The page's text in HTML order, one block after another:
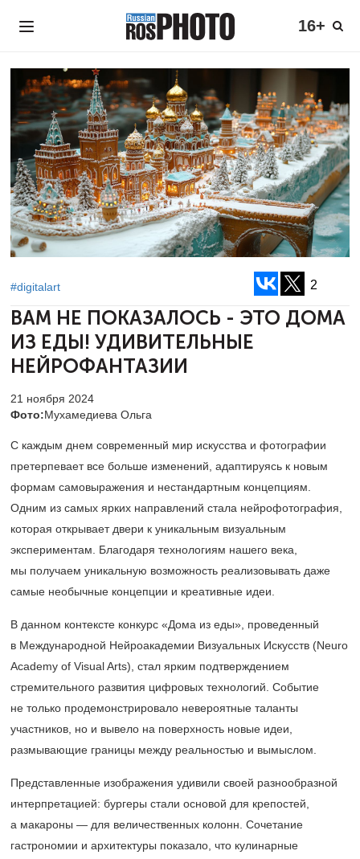
16+
2
#digitalart
ВАМ НЕ ПОКАЗАЛОСЬ - ЭТО ДОМА
ИЗ ЕДЫ! УДИВИТЕЛЬНЫЕ
НЕЙРОФАНТАЗИИ
21 ноября 2024
Фото:Мухамедиева Ольга
С каждым днем современный мир искусства и фотографии
претерпевает все больше изменений, адаптируясь к новым
формам самовыражения и нестандартным концепциям.
Одним из самых ярких направлений стала нейрофотография,
которая открывает двери к уникальным визуальным
экспериментам. Благодаря технологиям нашего века,
мы получаем уникальную возможность реализовывать даже
самые необычные концепции и креативные идеи.
В данном контексте конкурс «Дома из еды», проведенный
в Международной Нейроакадемии Визуальных Искусств (Neuro
Academy of Visual Arts), стал ярким подтверждением
стремительного развития цифровых технологий. Событие
не только продемонстрировало невероятные таланты
участников, но и вывело на поверхность новые идеи,
размывающие границы между реальностью и вымыслом.
Представленные изображения удивили своей разнообразной
интерпретацией: бургеры стали основой для крепостей,
а макароны — для величественных колонн. Сочетание
гастрономии и архитектуры показало, что кулинарные